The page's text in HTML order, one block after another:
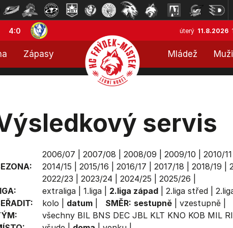
4:0 úterý 11.8.2026
Zápasy Mládež
servis
2006/07 2007/08 2008/09 2009/10 2010/11
2014/15
2015/16 2016/17 2017/18 2018/19
2022/23
2023/24 2024/25 2025/26
extraliga| 1.liga| 2.liga západ| 2.liga střed|
kolo datum| SMĚR: sestupně| vzestupně|
všechny BIL BNS DEC JBL KLT KNO KOB MIL